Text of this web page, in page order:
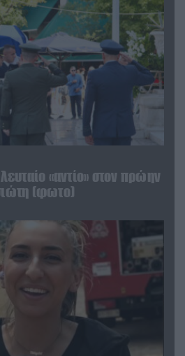
«αντίο» στον πρώην
(φωτο)